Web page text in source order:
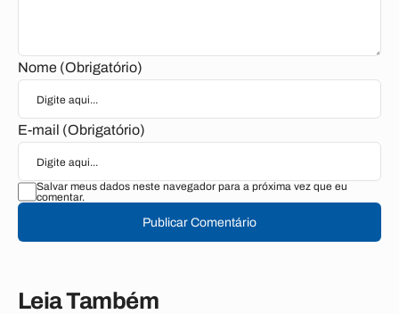
Nome (Obrigatório)
E-mail (Obrigatório)
Salvar meus dados neste navegador para a próxima vez que eu
comentar.
Publicar Comentário
Leia Também